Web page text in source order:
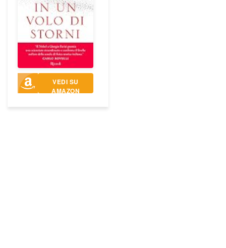
VEDI SU
AMAZON